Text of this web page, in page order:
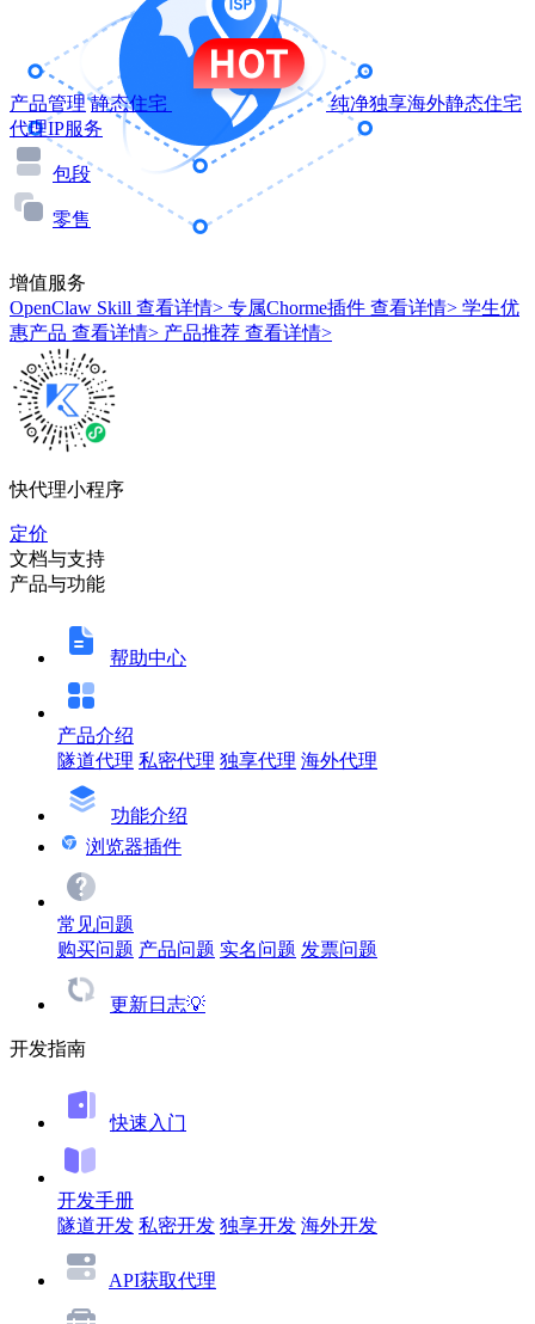
产品管理 静态住宅
纯净独享海外静态住宅
代理IP服务
包段
零售
增值服务
OpenClaw Skill 查看详情> 专属Chorme插件 查看详情> 学生优
惠产品 查看详情> 产品推荐 查看详情>
快代理小程序
定价
文档与支持
产品与功能
帮助中心
产品介绍
隧道代理 私密代理 独享代理 海外代理
功能介绍
浏览器插件
常见问题
购买问题 产品问题 实名问题 发票问题
更新日志💡
开发指南
快速入门
开发手册
隧道开发 私密开发 独享开发 海外开发
API获取代理